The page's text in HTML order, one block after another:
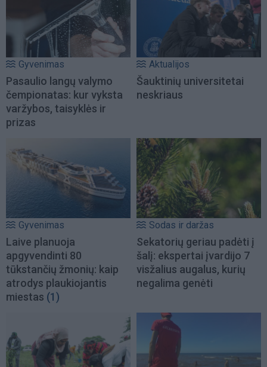
Gyvenimas
Pasaulio langų valymo
čempionatas: kur vyksta
varžybos, taisyklės ir
prizas
Aktualijos
Šauktinių universitetai
neskriaus
Gyvenimas
Laive planuoja
apgyvendinti 80
tūkstančių žmonių: kaip
atrodys plaukiojantis
miestas (1)
Sodas ir daržas
Sekatorių geriau padėti į
šalį: ekspertai įvardijo 7
visžalius augalus, kurių
negalima genėti